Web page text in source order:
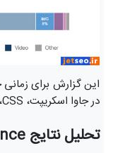
این گزارش برای
در جاوا اسکریپت، CSS، تصاویر یا دیگر موارد چقدر سنگین است.
تحلیل نتایج Performance